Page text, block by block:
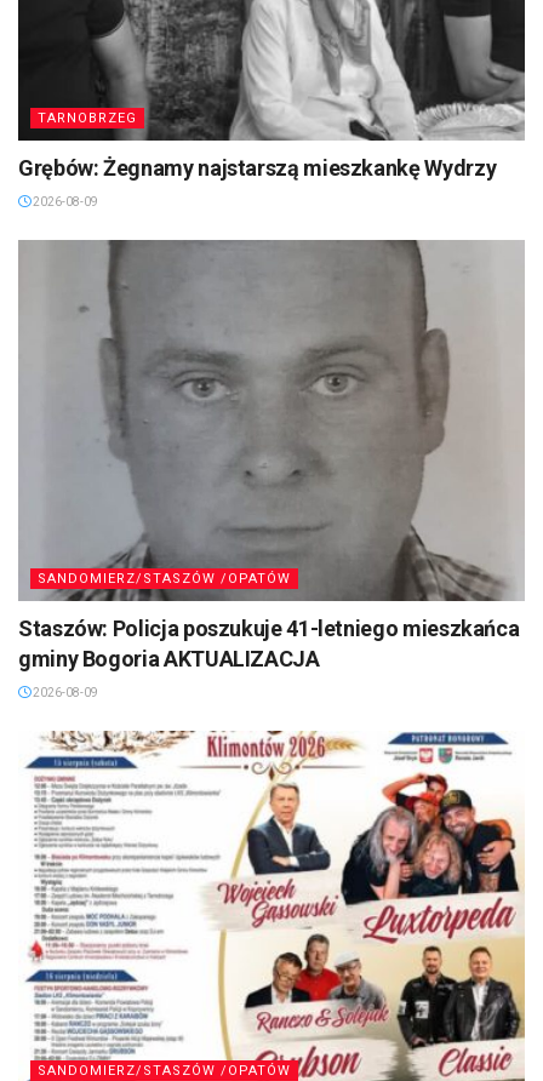
TARNOBRZEG
Grębów: Żegnamy najstarszą mieszkankę Wydrzy
2026-08-09
SANDOMIERZ/STASZÓW /OPATÓW
Staszów: Policja poszukuje 41-letniego mieszkańca
gminy Bogoria AKTUALIZACJA
2026-08-09
SANDOMIERZ/STASZÓW /OPATÓW